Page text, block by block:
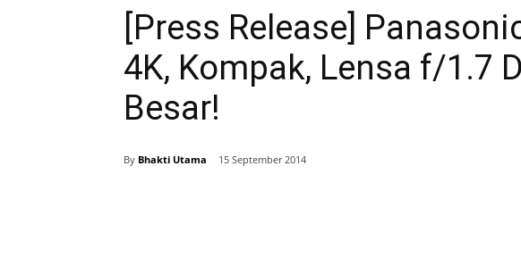
[Press Release]
4K, Kompak, Lensa f/1.7
Besar!
By Bhakti Utama 15 September 2014